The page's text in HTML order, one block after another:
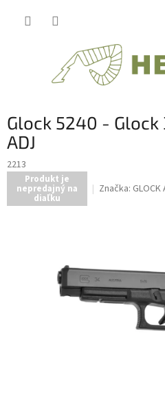
Glock 5240 - Glock
ADJ
2213
Produkt je
nepredajný na
diaľku
Značka: